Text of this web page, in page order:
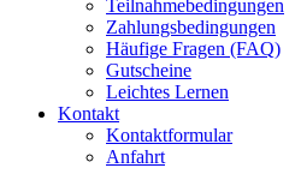
Teilnahmebedingungen
Zahlungsbedingungen
Häufige Fragen (FAQ)
Gutscheine
Leichtes Lernen
Kontakt
Kontaktformular
Anfahrt